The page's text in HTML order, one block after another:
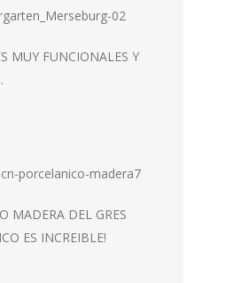
MUY FUNCIONALES Y
MADERA DEL GRES
ES INCREIBLE!